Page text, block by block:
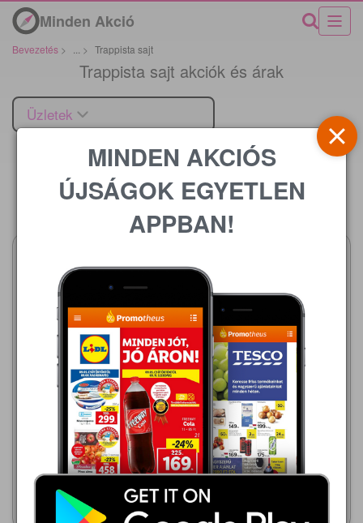
Minden Akció
Bevezetés > > Trappista sajt
Trappista sajt akciók és árak
Üzletek
Ár
2026.07.30 - 08.12
260,00 Ft
Lecker Trappista sajt
Akciós újság
megtekintése
Metro
2026.08.01 - 08.31
399,00 Ft
Ammerlander szeletelt
Trappista sajt
Akciós újság
megtekintése
MINDEN AKCIÓS
ÚJSÁGOK EGYETLEN
APPBAN!